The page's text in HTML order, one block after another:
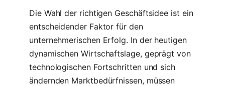
Die Wahl der richtigen Geschäftsidee ist ein
entscheidender Faktor für den
unternehmerischen Erfolg. In der heutigen
dynamischen Wirtschaftslage, geprägt von
technologischen Fortschritten und sich
ändernden Marktbedürfnissen, müssen